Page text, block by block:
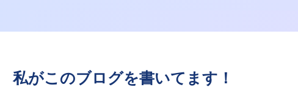
私がこのブログを書いてます！